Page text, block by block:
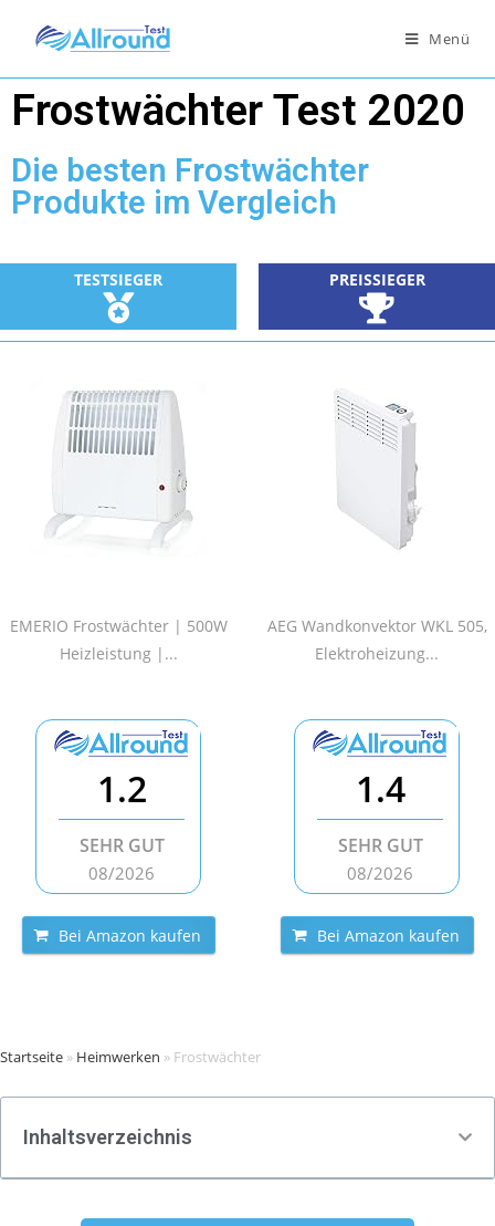
Menü
Frostwächter Test 2020
Die besten Frostwächter
Produkte im Vergleich
TESTSIEGER PREISSIEGER
EMERIO Frostwächter | 500W
Heizleistung |...
AEG Wandkonvektor WKL 505,
Elektroheizung...
1.2
SEHR GUT
08/2026
Bei Amazon kaufen
1.4
SEHR GUT
08/2026
Bei Amazon kaufen
Startseite » Heimwerken » Frostwächter
Inhaltsverzeichnis